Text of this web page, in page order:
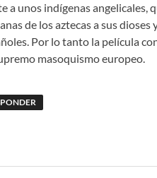
a unos indígenas angelicales,
de los aztecas a sus
Por lo tanto la película
masoquismo europeo.